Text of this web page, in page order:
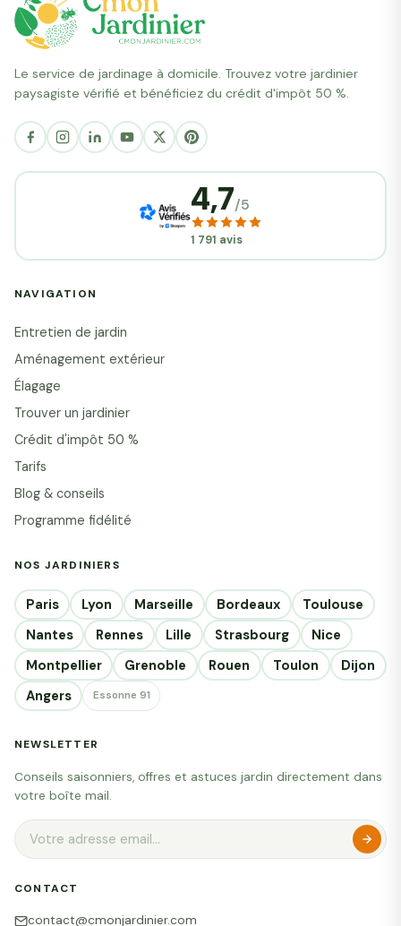
Le service de jardinage à domicile. Trouvez votre jardinier
paysagiste vérifié et bénéficiez du crédit d'impôt 50 %.
4,7/5
1 791 avis
NAVIGATION
Entretien de jardin
Aménagement extérieur
Élagage
Trouver un jardinier
Crédit d'impôt 50 %
Tarifs
Blog & conseils
Programme fidélité
NOS JARDINIERS
Paris Lyon Marseille Bordeaux
Toulouse
Nantes
Rennes Lille Strasbourg
Nice
Montpellier
Grenoble Rouen Toulon
Dijon
Angers
Essonne 91
NEWSLETTER
Conseils saisonniers, offres et astuces jardin directement dans
votre boîte mail.
CONTACT
contact@cmonjardinier.com